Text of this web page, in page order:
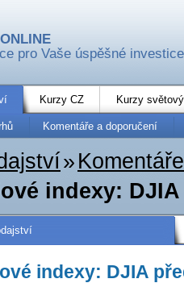
pro Vaše úspěšné investice
Kurzy CZ Kurzy
Komentáře a doporučení
»
indexy:
indexy: DJIA